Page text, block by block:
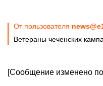
От пользователя
Ветераны чеченских
[Сообщение изменено